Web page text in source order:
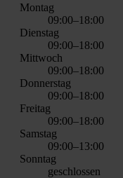
Mon­tag
09:00–18:00
Diens­tag
09:00–18:00
Mitt­woch
09:00–18:00
Don­ners­tag
09:00–18:00
Frei­tag
09:00–18:00
Sams­tag
09:00–13:00
Sonn­tag
geschlos­sen